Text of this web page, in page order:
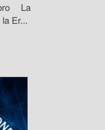
La
Er...